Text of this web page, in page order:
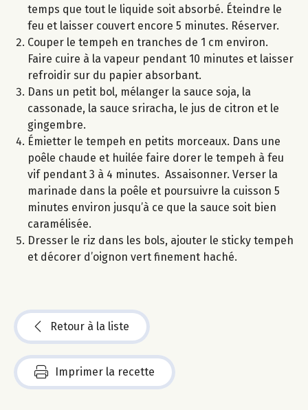
temps que tout le liquide soit absorbé. Éteindre le
feu et laisser couvert encore 5 minutes. Réserver.
Couper le tempeh en tranches de 1 cm environ.
Faire cuire à la vapeur pendant 10 minutes et laisser
refroidir sur du papier absorbant.
Dans un petit bol, mélanger la sauce soja, la
cassonade, la sauce sriracha, le jus de citron et le
gingembre.
Émietter le tempeh en petits morceaux. Dans une
poêle chaude et huilée faire dorer le tempeh à feu
vif pendant 3 à 4 minutes. Assaisonner. Verser la
marinade dans la poêle et poursuivre la cuisson 5
minutes environ jusqu’à ce que la sauce soit bien
caramélisée.
Dresser le riz dans les bols, ajouter le sticky tempeh
et décorer d’oignon vert finement haché.
Retour à la liste
Imprimer la recette